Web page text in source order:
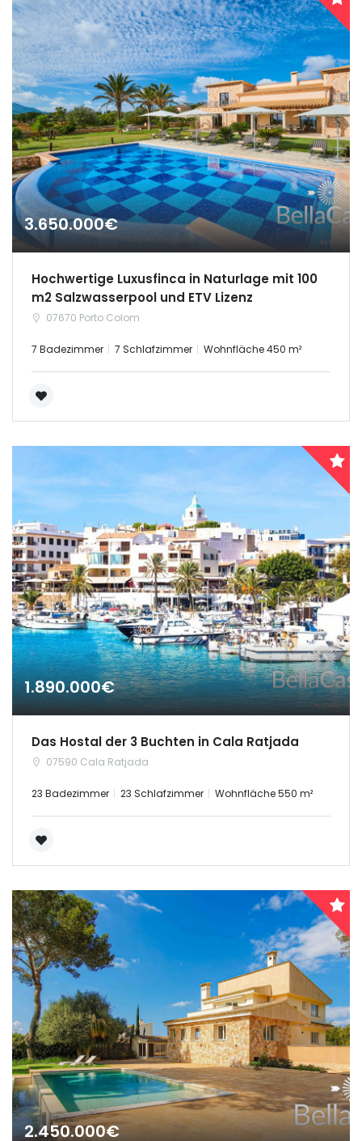
3.650.000€
Hochwertige Luxusfinca in Naturlage mit 100
m2 Salzwasserpool und ETV Lizenz
07670 Porto Colom
7 Badezimmer 7 Schlafzimmer Wohnfläche 450 m²
1.890.000€
Das Hostal der 3 Buchten in Cala Ratjada
07590 Cala Ratjada
23 Badezimmer 23 Schlafzimmer Wohnfläche 550 m²
2.450.000€